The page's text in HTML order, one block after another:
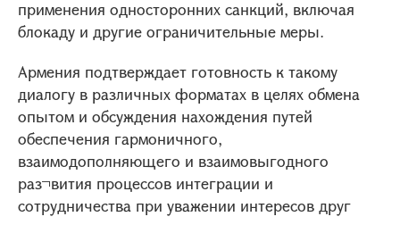
применения односторонних санкций, включая
блокаду и другие ограничительные меры.
Армения подтверждает готовность к такому
диалогу в различных форматах в целях обмена
опытом и обсуждения нахождения путей
обеспечения гармоничного,
взаимодополняющего и взаимовыгодного
раз¬вития процессов интеграции и
сотрудничества при уважении интересов друг